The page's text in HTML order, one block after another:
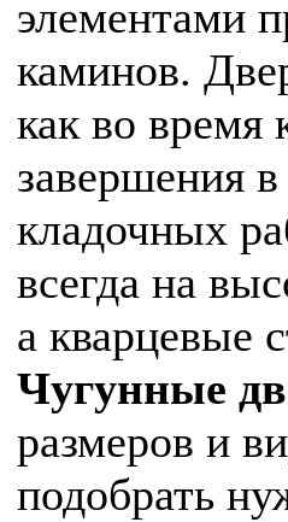
элементами
каминов.
как во время
завершения
кладочных
всегда на
а кварцевые
Чугунные
размеров и
подобрать